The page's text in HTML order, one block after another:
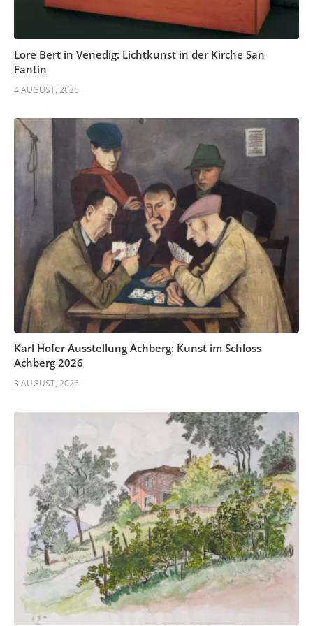
Lore Bert in Venedig: Lichtkunst in der Kirche San
Fantin
4 AUGUST, 2026
Karl Hofer Ausstellung Achberg: Kunst im Schloss
Achberg 2026
3 AUGUST, 2026